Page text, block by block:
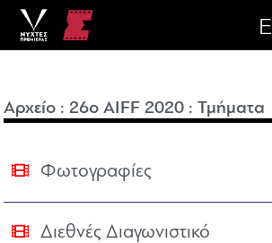
Αρχείο :26o AIFF 2020 :Τμήματα
Φωτογραφίες
Διεθνές Διαγωνιστικό